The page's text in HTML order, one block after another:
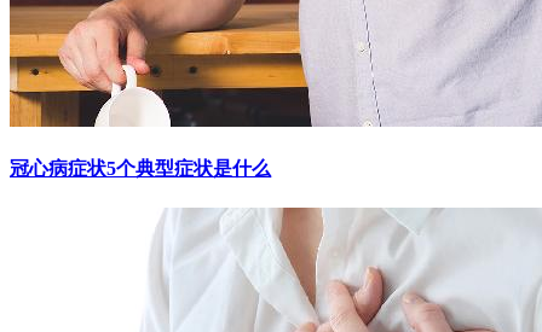
冠心病症状5个典型症状是什么